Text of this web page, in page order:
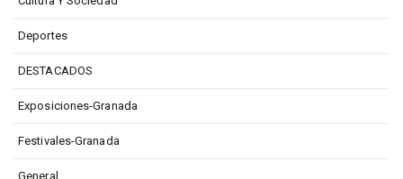
Deportes
DESTACADOS
Exposiciones-Granada
Festivales-Granada
General